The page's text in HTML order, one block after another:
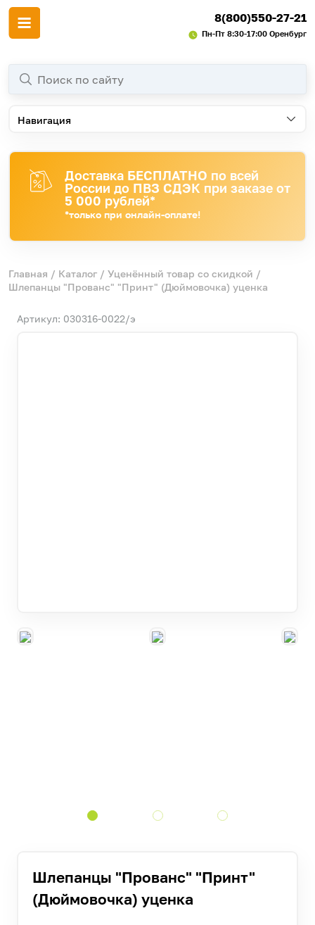
8(800)550-27-21
Пн-Пт 8:30-17:00 Оренбург
Навигация
Доставка БЕСПЛАТНО по всей
России до ПВЗ СДЭК при заказе от
5 000 рублей*
*только при онлайн-оплате!
Главная / Каталог / Уценённый товар со скидкой /
Шлепанцы "Прованс" "Принт" (Дюймовочка) уценка
Артикул: 030316-0022/э
Шлепанцы "Прованс" "Принт"
(Дюймовочка) уценка